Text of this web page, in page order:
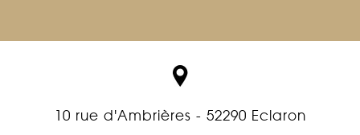
10 rue d'Ambrières - 52290 Eclaron